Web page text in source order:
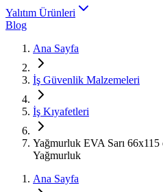
Yalıtım Ürünleri
Blog
Ana Sayfa
İş Güvenlik Malzemeleri
İş Kıyafetleri
Yağmurluk EVA Sarı
Yağmurluk
Ana Sayfa